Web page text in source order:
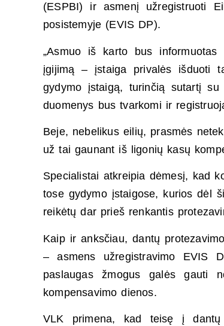
(ESPBI) ir asmenį užregistruoti
posistemyje (EVIS DP).
„Asmuo iš karto bus informuotas
įgijimą – įstaiga privalės išduoti
gydymo įstaigą, turinčią sutartį
duomenys bus tvarkomi ir
Beje, nebelikus eilių, prasmės
už tai gaunant iš ligonių kasų
Specialistai atkreipia dėmesį, kad
tose gydymo įstaigose, kurios dėl
reikėtų dar prieš renkantis
Kaip ir anksčiau, dantų
– asmens užregistravimo EVIS
paslaugas žmogus galės gauti
kompensavimo dienos.
VLK primena, kad teisę į dantų